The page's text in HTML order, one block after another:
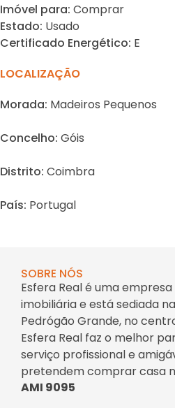
Imóvel para: Comprar
Estado: Usado
Certificado Energético: E
LOCALIZAÇÃO
Morada: Madeiros Pequenos
Concelho: Góis
Distrito: Coimbra
País: Portugal
SOBRE NÓS
Esfera Real é uma
imobiliária e está sediada
Pedrógão Grande, no
Esfera Real faz o melhor
serviço profissional e
pretendem comprar casa
AMI 9095